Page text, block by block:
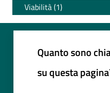
Viabilità (1)
Quanto sono
su questa